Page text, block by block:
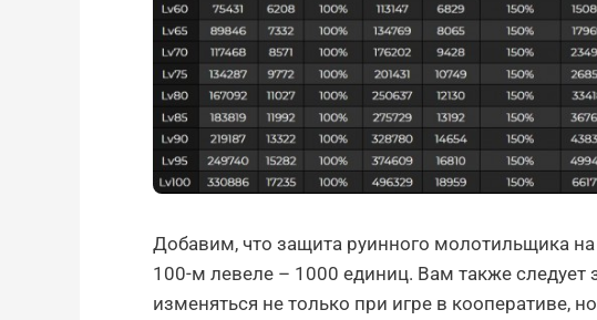
Добавим, что защита руинного молотильщика
100-м левеле – 1000 единиц. Вам также следует
изменяться не только при игре в кооперативе,